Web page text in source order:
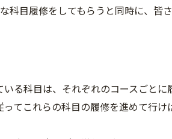
科目履修をしてもらうと同時に、
る科目は、それぞれのコースごと
ってこれらの科目の履修を進めて行